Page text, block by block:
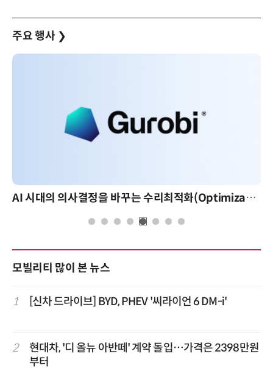
주요 행사 ❯
AI 시대의 의사결정을 바꾸는 수리최적화(Optimization): 실제 산업 적용 사례와 활용 전략
모빌리티 많이 본 뉴스
1 [신차 드라이브] BYD, PHEV '씨라이언 6 DM-i'
2
현대차, '디 올뉴 아반떼' 계약 돌입…가격은 2398만원
부터